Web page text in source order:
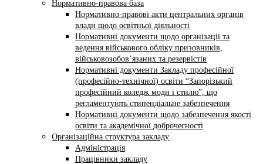
Нормативно-правова база
Нормативно-правові акти центральних органів
влади щодо освітньої діяльності
Нормативні документи щодо організації та
ведення військового обліку призовників,
військовозобов’язаних та резервістів
Нормативні документи Закладу професійної
(професійно-технічної) освіти “Запорізький
професійний коледж моди і стилю”, що
регламентують стипендіальне забезпечення
Нормативні документи щодо забезпечення якості
освіти та академічної доброчесності
Організаційна структура закладу
Адміністрація
Працівники закладу